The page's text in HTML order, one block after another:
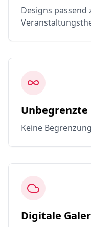
Designs passend
Unbegrenzte
Keine
Digitale